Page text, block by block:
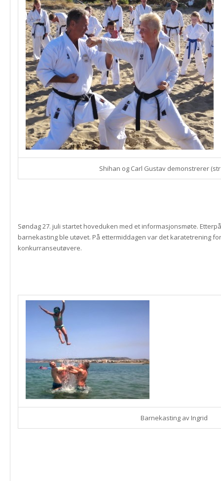
Shihan og Carl Gustav demonstrerer
Søndag 27. juli startet hoveduken med et informasjonsmøte.
barnekasting ble utøvet. På ettermiddagen var det karatetrening
konkurranseutøvere.
Barnekasting av Ingrid